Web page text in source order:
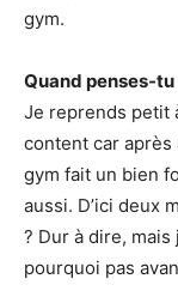
gym.
Quand penses-tu
Je reprends petit
content car après
gym fait un bien
aussi. D’ici deux
? Dur à dire,
pourquoi pas